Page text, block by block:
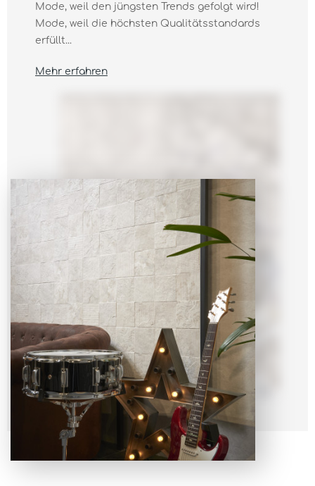
Mode, weil den jüngsten Trends gefolgt wird!
Mode, weil die höchsten Qualitätsstandards
erfüllt...
Mehr erfahren